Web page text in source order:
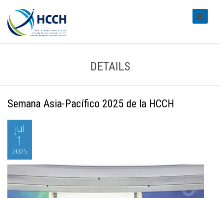
DETAILS
Semana Asia-Pacífico 2025 de la HCCH
jul
1
2025